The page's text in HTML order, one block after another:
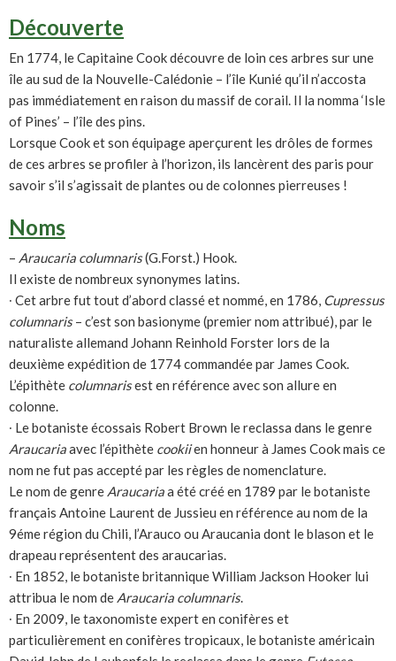
Découverte
En 1774, le Capitaine Cook découvre de loin ces arbres sur une
île au sud de la Nouvelle-Calédonie – l’île Kunié qu’il n’accosta
pas immédiatement en raison du massif de corail. Il la nomma ‘Isle
of Pines’ – l’île des pins.
Lorsque Cook et son équipage aperçurent les drôles de formes
de ces arbres se profiler à l’horizon, ils lancèrent des paris pour
savoir s’il s’agissait de plantes ou de colonnes pierreuses !
Noms
– Araucaria columnaris(G.Forst.) Hook.
Il existe de nombreux synonymes latins.
∙ Cet arbre fut tout d’abord classé et nommé, en 1786, Cupressus
columnaris– c’est son basionyme (premier nom attribué), par le
naturaliste allemand Johann Reinhold Forster lors de la
deuxième expédition de 1774 commandée par James Cook.
L’épithète columnarisest en référence avec son allure en
colonne.
∙ Le botaniste écossais Robert Brown le reclassa dans le genre
Araucariaavec l’épithète cookiien honneur à James Cook mais ce
nom ne fut pas accepté par les règles de nomenclature.
Le nom de genre Araucariaa été créé en 1789 par le botaniste
français Antoine Laurent de Jussieu en référence au nom de la
9éme région du Chili, l’Arauco ou Araucania dont le blason et le
drapeau représentent des araucarias.
∙ En 1852, le botaniste britannique William Jackson Hooker lui
attribua le nom de Araucaria columnaris.
∙ En 2009, le taxonomiste expert en conifères et
particulièrement en conifères tropicaux, le botaniste américain